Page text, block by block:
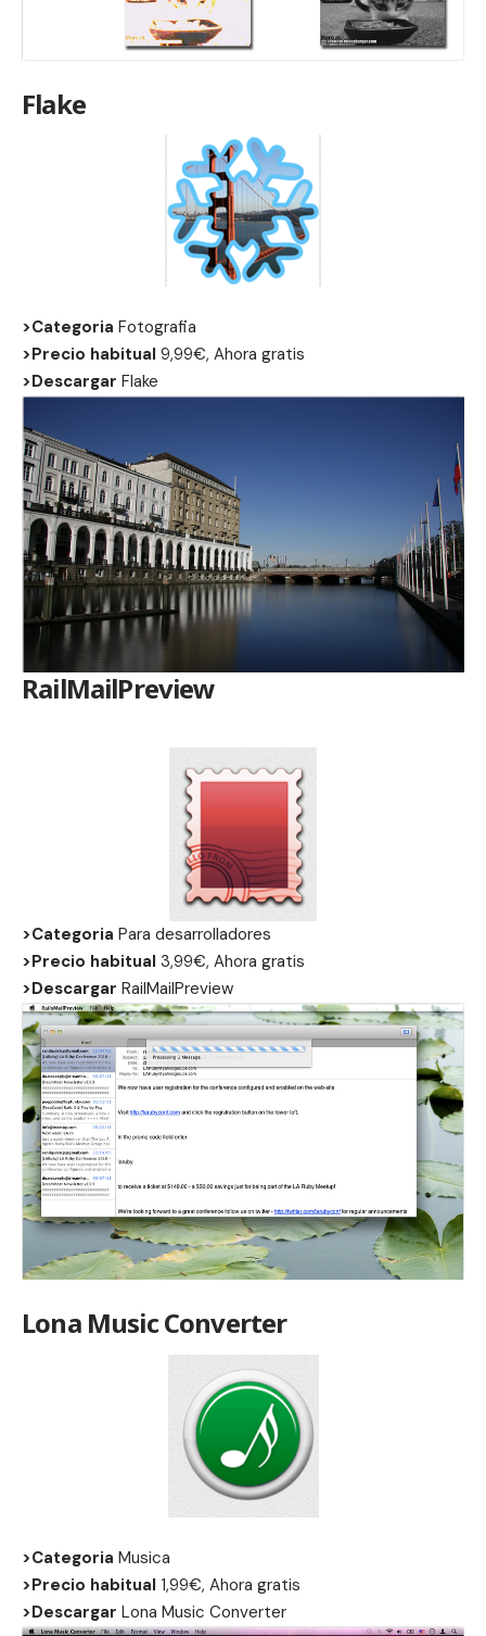
Flake
>Categoria Fotografia
>Precio habitual 9,99€, Ahora gratis
>Descargar Flake
RailMailPreview
>Categoria Para desarrolladores
>Precio habitual 3,99€, Ahora gratis
>Descargar RailMailPreview
Lona Music Converter
>Categoria Musica
>Precio habitual 1,99€, Ahora gratis
>Descargar Lona Music Converter